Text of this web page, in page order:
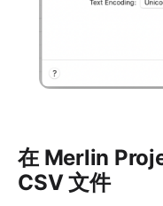
在 Merlin
CSV 文件